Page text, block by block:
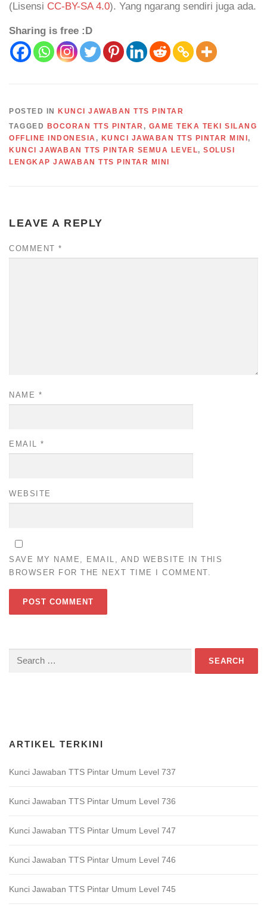
(Lisensi CC-BY-SA 4.0). Yang ngarang sendiri juga ada.
Sharing is free :D
POSTED IN
KUNCI JAWABAN TTS PINTAR
TAGGED
BOCORAN TTS PINTAR , GAME TEKA TEKI SILANG
OFFLINE INDONESIA , KUNCI JAWABAN TTS PINTAR MINI ,
KUNCI JAWABAN TTS PINTAR SEMUA LEVEL, SOLUSI
LENGKAP JAWABAN TTS PINTAR MINI
LEAVE A REPLY
COMMENT *
NAME *
EMAIL *
WEBSITE
SAVE MY NAME, EMAIL, AND WEBSITE IN THIS
BROWSER FOR THE NEXT TIME I COMMENT.
Search
ARTIKEL TERKINI
Kunci Jawaban TTS Pintar Umum Level 737
Kunci Jawaban TTS Pintar Umum Level 736
Kunci Jawaban TTS Pintar Umum Level 747
Kunci Jawaban TTS Pintar Umum Level 746
Kunci Jawaban TTS Pintar Umum Level 745